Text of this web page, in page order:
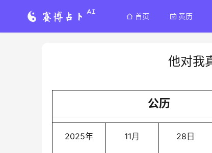
首页 黄历
他对我
公历
2025年 11月 28日